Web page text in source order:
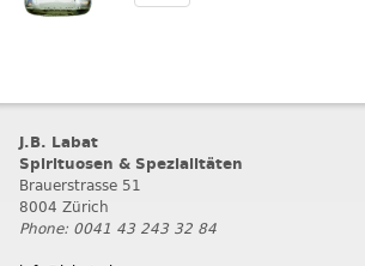
J.B. Labat
Spirituosen & Spezialitäten
Brauerstrasse 51
8004 Zürich
Phone: 0041 43 243 32 84